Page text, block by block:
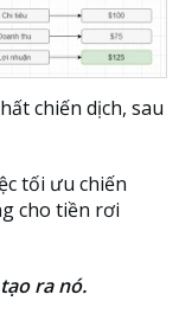
chiến dịch, sau
tối ưu chiến
cho tiền rơi
ra nó.